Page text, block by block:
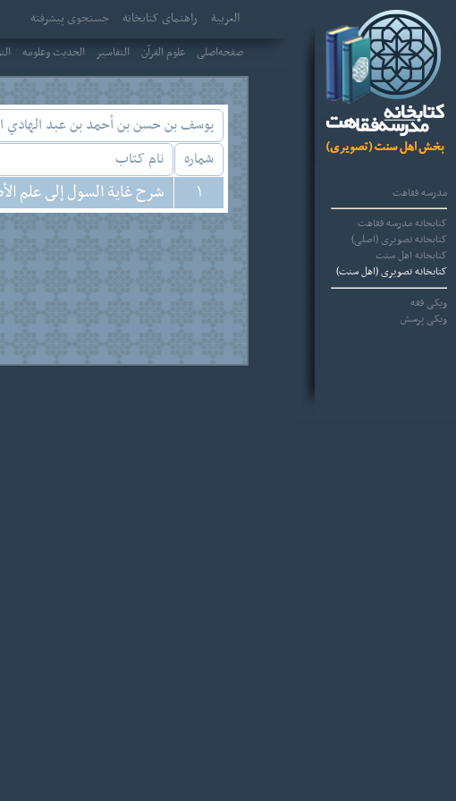
مدرسه فقاهت
کتابخانه مدرسه فقاهت
کتابخانه تصویری (اصلی)
کتابخانه اهل سنت
کتابخانه تصویری (اهل سنت)
ویکی فقه
ویکی پرسش
العربیة راهنمای کتابخانه
جستجوی پیشرفته
صفحه‌اصلی علوم القرآن التفاسير الحديث وعلومه
يوسف بن حسن بن أحمد بن عبد الهادي
شماره
نام کتاب
1 شرح غاية السول إلى علم